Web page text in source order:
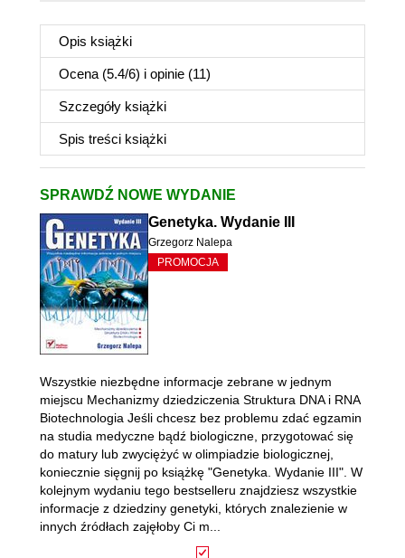
Opis książki
Ocena (5.4/6) i opinie (11)
Szczegóły książki
Spis treści książki
SPRAWDŹ NOWE WYDANIE
Genetyka. Wydanie III
Grzegorz Nalepa
PROMOCJA
Wszystkie niezbędne informacje zebrane w jednym
miejscu Mechanizmy dziedziczenia Struktura DNA i RNA
Biotechnologia Jeśli chcesz bez problemu zdać egzamin
na studia medyczne bądź biologiczne, przygotować się
do matury lub zwyciężyć w olimpiadzie biologicznej,
koniecznie sięgnij po książkę "Genetyka. Wydanie III". W
kolejnym wydaniu tego bestselleru znajdziesz wszystkie
informacje z dziedziny genetyki, których znalezienie w
innych źródłach zajęłoby Ci m...